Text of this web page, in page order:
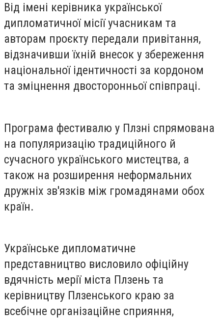
Від імені керівника української
дипломатичної місії учасникам та
авторам проєкту передали привітання,
відзначивши їхній внесок у збереження
національної ідентичності за кордоном
та зміцнення двосторонньої співпраці.
Програма фестивалю у Плзні спрямована
на популяризацію традиційного й
сучасного українського мистецтва, а
також на розширення неформальних
дружніх зв'язків між громадянами обох
країн.
Українське дипломатичне
представництво висловило офіційну
вдячність мерії міста Плзень та
керівництву Плзенського краю за
всебічне організаційне сприяння,